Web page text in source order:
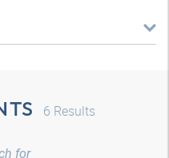
6 Results